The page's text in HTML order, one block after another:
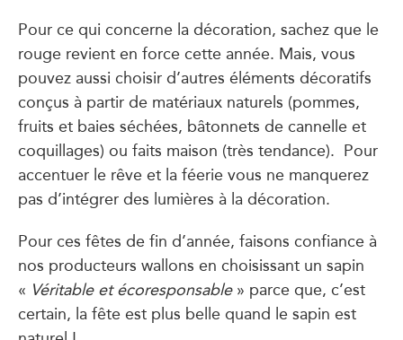
Pour ce qui concerne la décoration, sachez que le
rouge revient en force cette année. Mais, vous
pouvez aussi choisir d’autres éléments décoratifs
conçus à partir de matériaux naturels (pommes,
fruits et baies séchées, bâtonnets de cannelle et
coquillages) ou faits maison (très tendance). Pour
accentuer le rêve et la féerie vous ne manquerez
pas d’intégrer des lumières à la décoration.
Pour ces fêtes de fin d’année, faisons confiance à
nos producteurs wallons en choisissant un sapin
« Véritable et écoresponsable» parce que, c’est
certain, la fête est plus belle quand le sapin est